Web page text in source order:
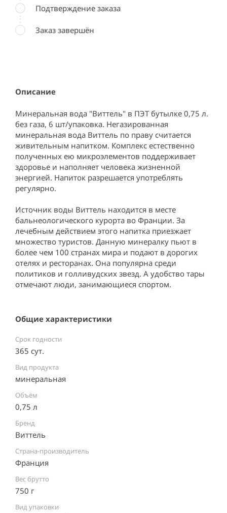
Описание
Минеральная вода "Виттель" в ПЭТ бутылке 0,75 л.
без газа, 6 шт/упаковка. Негазированная
минеральная вода Виттель по праву считается
живительным напитком. Комплекс естественно
полученных ею микроэлементов поддерживает
здоровье и наполняет человека жизненной
энергией. Напиток разрешается употреблять
регулярно.
Источник воды Виттель находится в месте
бальнеологического курорта во Франции. За
лечебным действием этого напитка приезжает
множество туристов. Данную минералку пьют в
более чем 100 странах мира и подают в дорогих
отелях и ресторанах. Она популярна среди
политиков и голливудских звезд. А удобство тары
отмечают люди, занимающиеся спортом.
Общие характеристики
Срок годности
365 сут.
Вид продукта
минеральная
Объём
0,75 л
Бренд
Виттель
Страна-производитель
Франция ⠀
Вес брутто
750 г
Вид упаковки
Подтверждение заказа
Заказ завершён